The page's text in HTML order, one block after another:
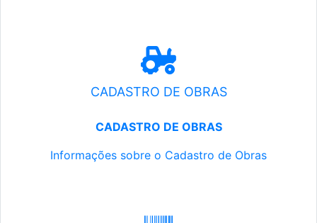
CADASTRO DE OBRAS
CADASTRO DE OBRAS
Informações sobre o Cadastro de Obras